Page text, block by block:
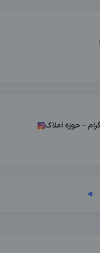
– حوزه املاک